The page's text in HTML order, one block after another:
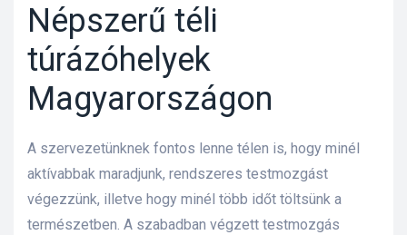
Népszerű téli
túrázóhelyek
Magyarországon
A szervezetünknek fontos lenne télen is, hogy minél
aktívabbak maradjunk, rendszeres testmozgást
végezzünk, illetve hogy minél több időt töltsünk a
természetben. A szabadban végzett testmozgás